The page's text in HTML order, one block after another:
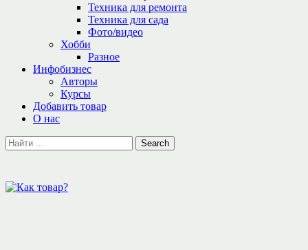
Техника для ремонта
Техника для сада
Фото/видео
Хобби
Разное
Инфобизнес
Авторы
Курсы
Добавить товар
О нас